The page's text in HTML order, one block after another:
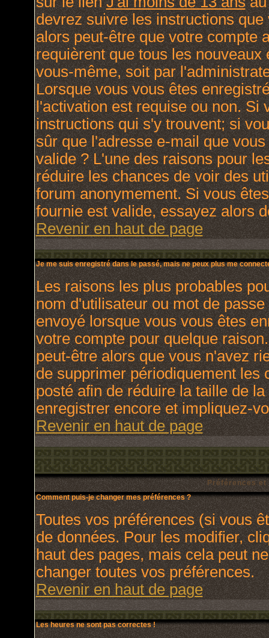
devrez suivre les instructions
alors peut-être que votre compte
requièrent que tous les
vous-même, soit par
Lorsque vous vous êtes
l'activation est requise ou non. Si
instructions qui s'y trouvent; si
sûr que l'adresse e-mail que
valide ? L'une des raisons pour
réduire les chances de voir des
forum anonymement. Si vous
fournie est valide, essayez alors
Revenir en haut de page
Je me suis enregistré dans le passé, mais ne peux plus me
Les raisons les plus probables
nom d'utilisateur ou mot de
envoyé lorsque vous vous êtes
votre compte pour quelque
peut-être alors que vous n'avez
de supprimer périodiquement les
posté afin de réduire la taille de
enregistrer encore et impliquez-
Revenir en haut de page
Préférences
Comment puis-je changer mes préférences ?
Toutes vos préférences (si vous
de données. Pour les modifier,
haut des pages, mais cela peut
changer toutes vos préférences.
Revenir en haut de page
Les heures ne sont pas correctes !